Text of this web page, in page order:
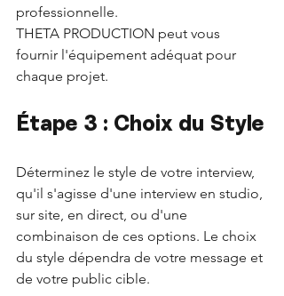
professionnelle.
THETA PRODUCTION peut vous
fournir l'équipement adéquat pour
chaque projet.
Étape 3 : Choix du Style
Déterminez le style de votre interview,
qu'il s'agisse d'une interview en studio,
sur site, en direct, ou d'une
combinaison de ces options. Le choix
du style dépendra de votre message et
de votre public cible.